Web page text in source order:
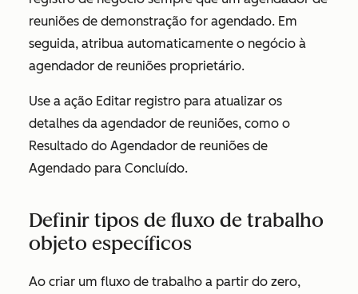
reuniões de demonstração for agendado. Em
seguida, atribua automaticamente o negócio à
agendador de reuniões proprietário.
Use a ação Editar registro para atualizar os
detalhes da agendador de reuniões, como o
Resultado do Agendador de reuniões de
Agendado para Concluído.
Definir tipos de fluxo de trabalho
objeto específicos
Ao criar um fluxo de trabalho a partir do zero,